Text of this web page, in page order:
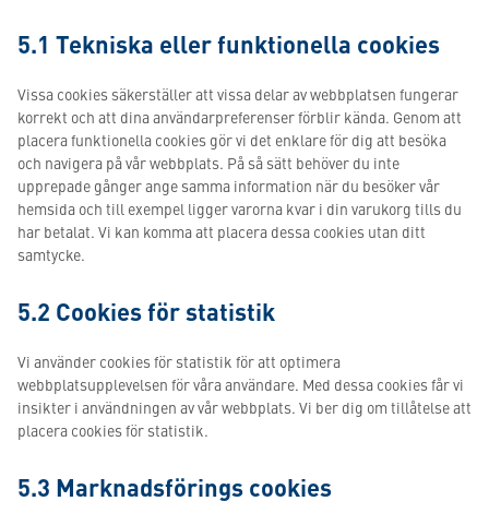
5.1 Tekniska eller funktionella cookies
Vissa cookies säkerställer att vissa delar av webbplatsen fungerar
korrekt och att dina användarpreferenser förblir kända. Genom att
placera funktionella cookies gör vi det enklare för dig att besöka
och navigera på vår webbplats. På så sätt behöver du inte
upprepade gånger ange samma information när du besöker vår
hemsida och till exempel ligger varorna kvar i din varukorg tills du
har betalat. Vi kan komma att placera dessa cookies utan ditt
samtycke.
5.2 Cookies för statistik
Vi använder cookies för statistik för att optimera
webbplatsupplevelsen för våra användare. Med dessa cookies får vi
insikter i användningen av vår webbplats. Vi ber dig om tillåtelse att
placera cookies för statistik.
5.3 Marknadsförings cookies